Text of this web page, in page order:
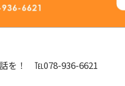
話を！ ℡078-936-6621